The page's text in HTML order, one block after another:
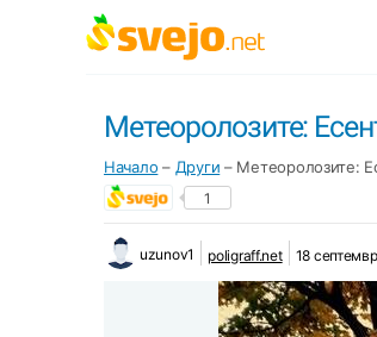
Метеоролозите:
Начало – Други – Метеоролозите:
1
uzunov1 poligraff.net 18